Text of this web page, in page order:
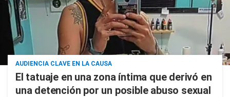
AUDIENCIA CLAVE EN LA CAUSA
El tatuaje en una zona íntima que derivó en
una detención por un posible abuso sexual